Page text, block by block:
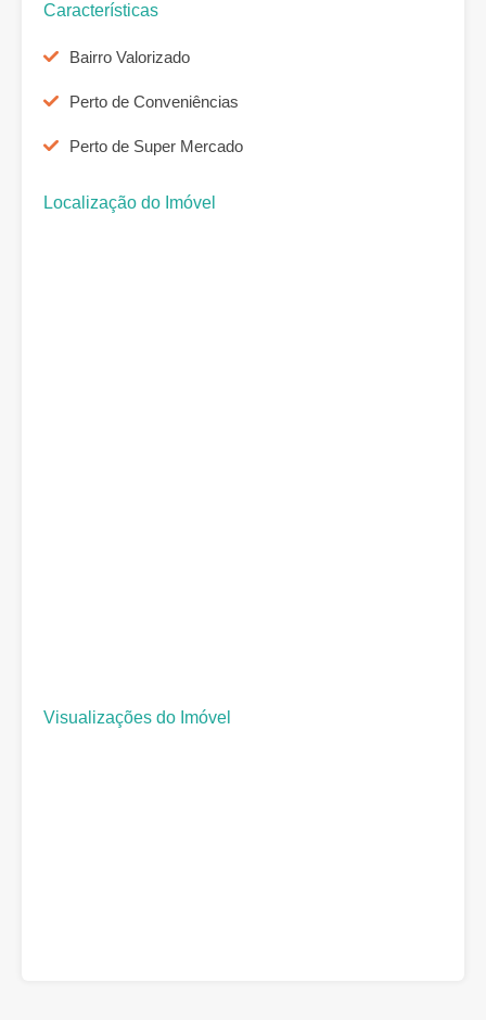
Características
Bairro Valorizado
Perto de Conveniências
Perto de Super Mercado
Localização do Imóvel
Visualizações do Imóvel